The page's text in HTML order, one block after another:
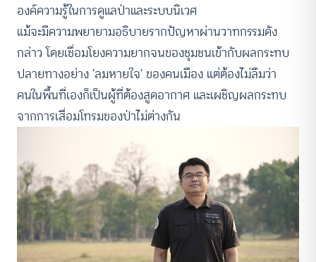
องค์ความรู้ในการดูแลป่าและระบบนิเวศ
แม้จะมีความพยายามอธิบายรากปัญหาผ่านวาทกรรมดัง
กล่าว โดยเชื่อมโยงความยากจนของชุมชนเข้ากับผลกระทบ
ปลายทางอย่าง ‘ลมหายใจ’ ของคนเมือง แต่ต้องไม่ลืมว่า
คนในพื้นที่เองก็เป็นผู้ที่ต้องสูดอากาศ และเผชิญผลกระทบ
จากการเสื่อมโทรมของป่าไม่ต่างกัน